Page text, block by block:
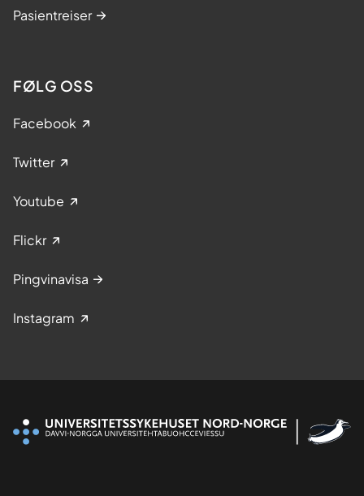
Pasientreiser
FØLG OSS
Facebook
Twitter
Youtube
Flickr
Pingvinavisa
Instagram